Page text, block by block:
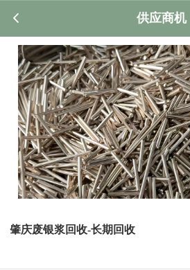
供应商机
肇庆‌废银浆回收-长期回收